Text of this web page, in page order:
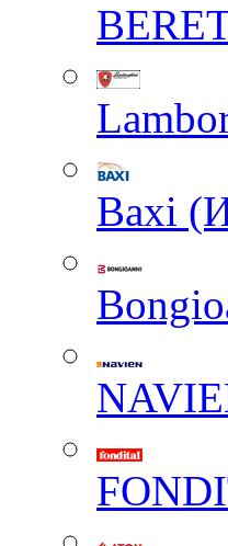
Baxi